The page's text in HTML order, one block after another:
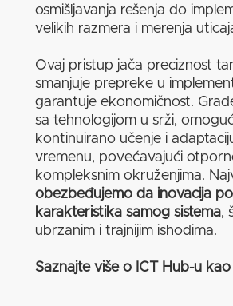
osmišljavanja rešenja do
velikih razmera i merenja
Ovaj pristup jača preciznost
smanjuje prepreke u
garantuje ekonomičnost.
sa tehnologijom u srži,
kontinuirano učenje i
vremenu, povećavajući
kompleksnim okruženjima.
obezbeđujemo da inovacija
karakteristika samog sistema,
ubrzanim i trajnijim ishodima.
Saznajte više o ICT Hub-u